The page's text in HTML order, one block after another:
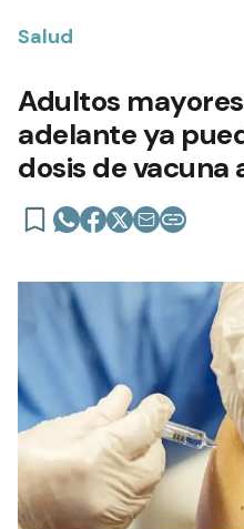
Salud
Adultos
adelante ya
dosis de vacuna